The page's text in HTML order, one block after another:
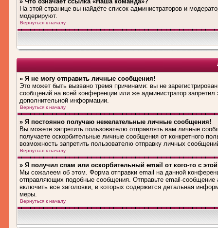
На этой странице вы найдёте список администраторов и
модерируют.
Вернуться к началу
» Я не могу отправить личные сообщения!
Это может быть вызвано тремя причинами: вы не
сообщений на всей конференции или же администратор
дополнительной информации.
Вернуться к началу
» Я постоянно получаю нежелательные личные сообщения!
Вы можете запретить пользователю отправлять вам личные
получаете оскорбительные личные сообщения от конкретного
возможность запретить пользователю отправку личных
Вернуться к началу
» Я получил спам или оскорбительный email от кого-то с
Мы сожалеем об этом. Форма отправки email на данной
отправляющих подобные сообщения. Отправьте email-
включить все заголовки, в которых содержится детальная
меры.
Вернуться к началу